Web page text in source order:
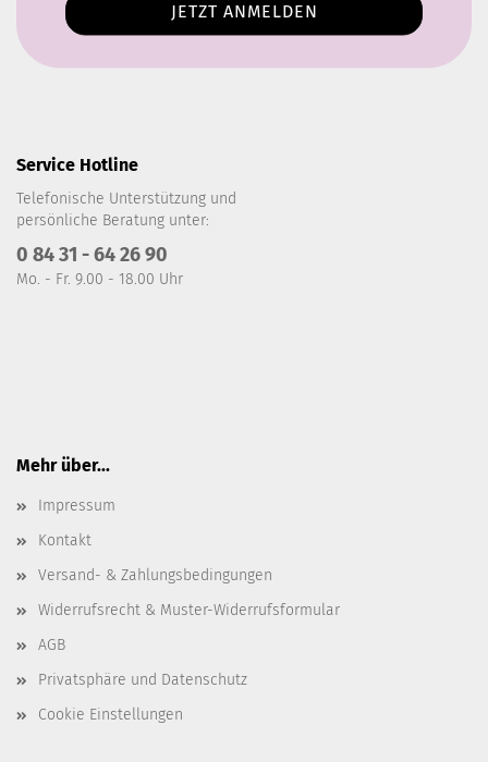
Service Hotline
Telefonische Unterstützung und
persönliche Beratung unter:
0 84 31 - 64 26 90
Mo. - Fr. 9.00 - 18.00 Uhr
Mehr über...
Impressum
Kontakt
Versand- & Zahlungsbedingungen
Widerrufsrecht & Muster-Widerrufsformular
AGB
Privatsphäre und Datenschutz
Cookie Einstellungen